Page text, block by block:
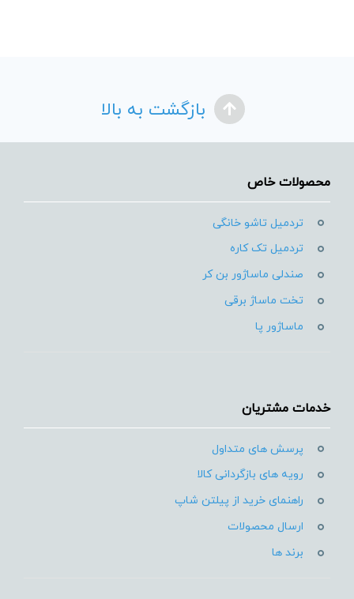
بازگشت به بالا
محصولات خاص
تردمیل تاشو خانگی
تردمیل تک کاره
صندلی ماساژور بن کر
تخت ماساژ برقی
ماساژور پا
خدمات مشتریان
پرسش های متداول
رویه های بازگردانی کالا
راهنمای خرید از پیلتن شاپ
ارسال محصولات
برند ها